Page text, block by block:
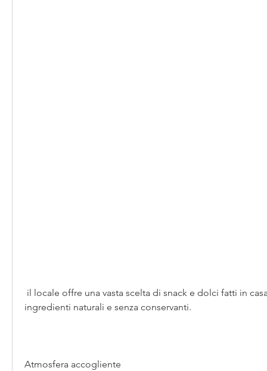
ingredienti naturali e senza conservanti.
Atmosfera accogliente